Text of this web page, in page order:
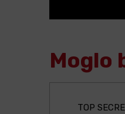
Moglo
TOP